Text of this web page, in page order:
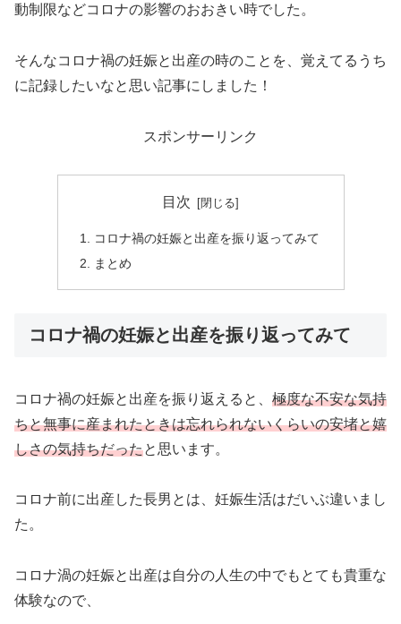
動制限などコロナの影響のおおきい時でした。
そんなコロナ禍の妊娠と出産の時のことを、覚えてるうち
に記録したいなと思い記事にしました！
スポンサーリンク
目次
コロナ禍の妊娠と出産を振り返ってみて
まとめ
コロナ禍の妊娠と出産を振り返ってみて
コロナ禍の妊娠と出産を振り返えると、 極度な不安な気持
ちと無事に産まれたときは忘れられないくらいの安堵と嬉
しさの気持ちだったと思います。
コロナ前に出産した長男とは、妊娠生活はだいぶ違いまし
た。
コロナ渦の妊娠と出産は自分の人生の中でもとても貴重な
体験なので、